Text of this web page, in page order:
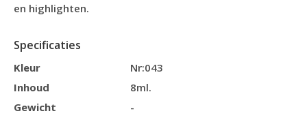
en highlighten.
Specificaties
Kleur
Nr:043
Inhoud
8ml.
Gewicht
-